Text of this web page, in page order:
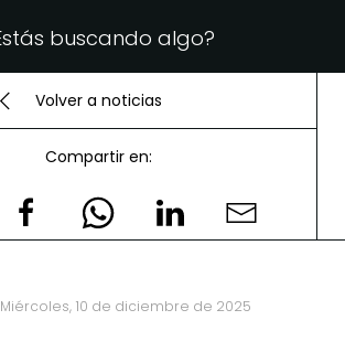
Volver a noticias
Compartir en:
Miércoles, 10 de diciembre de 2025